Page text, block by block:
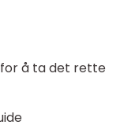
å ta det rette